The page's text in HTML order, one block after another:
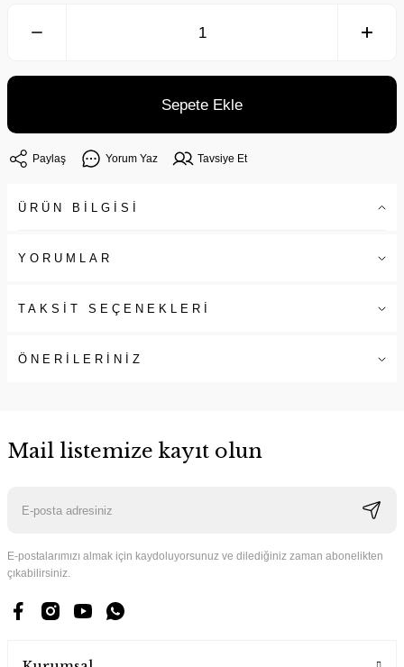
Sepete Ekle
Paylaş Yorum Yaz Tavsiye Et
ÜRÜN BİLGİSİ
YORUMLAR
TAKSİT SEÇENEKLERİ
ÖNERİLERİNİZ
Mail listemize kayıt olun
E-postalarımızı almak için kaydoluyorsunuz ve dilediğiniz zaman abonelikten
çıkabilirsiniz.